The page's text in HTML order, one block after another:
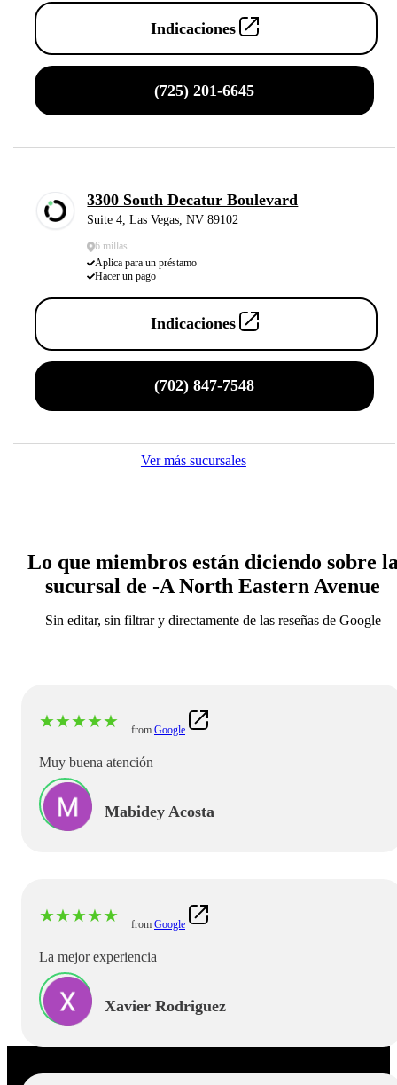
Indicaciones
(725) 201-6645
3300 South Decatur Boulevard
Suite 4, Las Vegas, NV 89102
6 millas
Aplica para un préstamo
Hacer un pago
Indicaciones
(702) 847-7548
Ver más sucursales
Lo que miembros están diciendo sobre
sucursal de -A North Eastern Avenue
Sin editar, sin filtrar y directamente de las reseñas de Google
★★★★★ from Google
Muy buena atención
Mabidey Acosta
★★★★★ from Google
La mejor experiencia
Xavier Rodriguez